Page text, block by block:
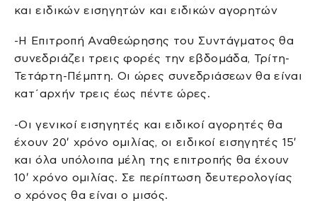
και ειδικών εισηγητών και ειδικών αγορητών
-Η Επιτροπή Αναθεώρησης του Συντάγματος θα
συνεδριάζει τρεις φορές την εβδομάδα, Τρίτη-
Τετάρτη-Πέμπτη. Οι ώρες συνεδριάσεων θα είναι
κατ΄αρχήν τρεις έως πέντε ώρες.
-Οι γενικοί εισηγητές και ειδικοί αγορητές θα
έχουν 20′ χρόνο ομιλίας, οι ειδικοί εισηγητές 15′
και όλα υπόλοιπα μέλη της επιτροπής θα έχουν
10′ χρόνο ομιλίας. Σε περίπτωση δευτερολογίας
ο χρόνος θα είναι ο μισός.